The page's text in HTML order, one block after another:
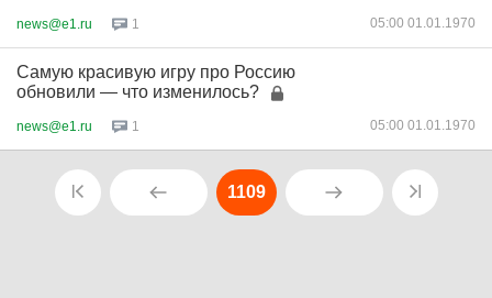
news@e1.ru 1 05:00 01.01.1970
Самую красивую игру про Россию
обновили — что изменилось?
news@e1.ru 1 05:00 01.01.1970
1109